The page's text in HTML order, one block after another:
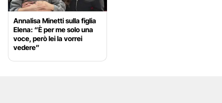
Annalisa Minetti sulla figlia
Elena: “È per me solo una
voce, però lei la vorrei
vedere”